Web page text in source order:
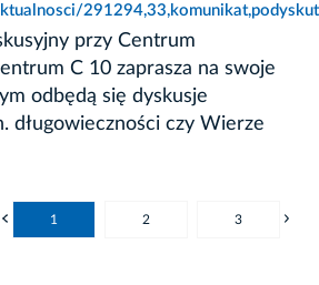
przy Centrum
C 10 zaprasza na swoje
odbędą się dyskusje
długowieczności czy Wierze
1 2 3